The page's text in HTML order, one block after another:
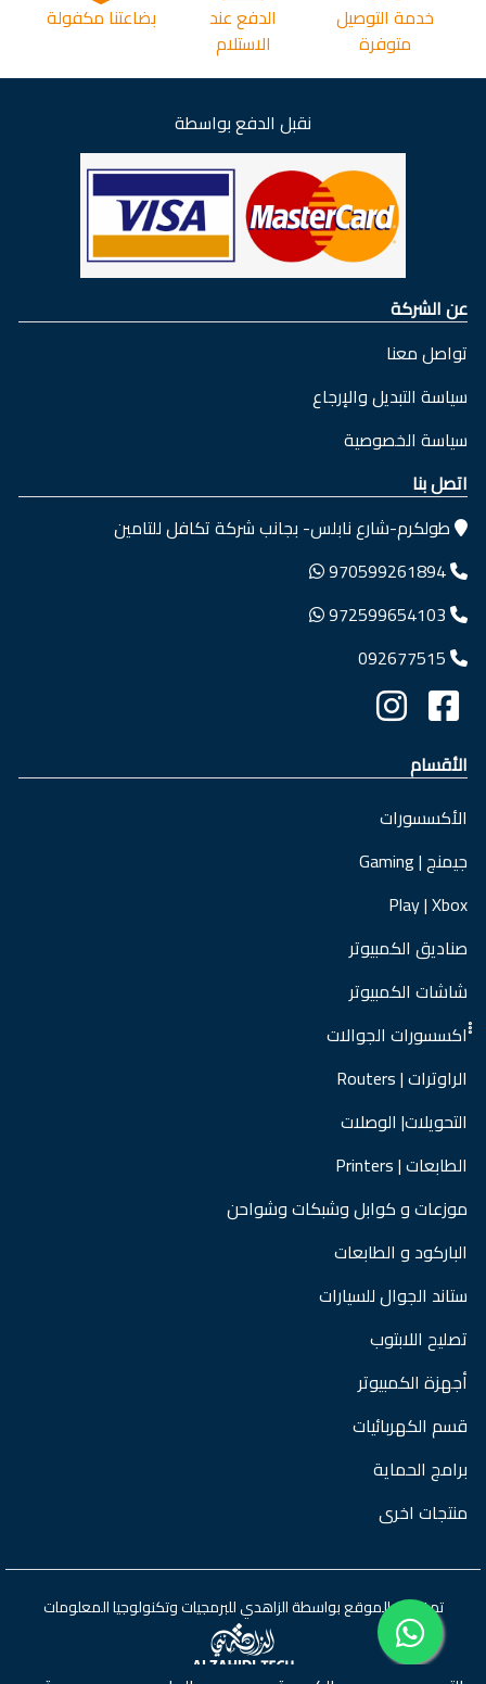
خدمة التوصيل
متوفرة
الدفع عند
الاستلام
بضاعتنا مكفولة
نقبل الدفع بواسطة
عن الشركة
تواصل معنا
سياسة التبديل والإرجاع
سياسة الخصوصية
اتصل بنا
طولكرم-شارع نابلس- بجانب شركة تكافل للتامين
970599261894
972599654103
092677515
الأقسام
الأكسسورات
جيمنج | Gaming
Play | Xbox
صناديق الكمبيوتر
شاشات الكمبيوتر
ْْْاكسسورات الجوالات
الراوترات | Routers
التحويلات| الوصلات
الطابعات | Printers
موزعات و كوابل وشبكات وشواحن
الباركود و الطابعات
ستاند الجوال للسيارات
تصليح اللابتوب
أجهزة الكمبيوتر
قسم الكهربائيات
برامج الحماية
منتجات اخرى
تم تطوير الموقع بواسطةالزاهدي للبرمجيات وتكنولوجيا المعلومات